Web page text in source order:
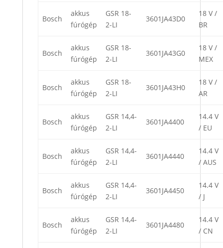
Bosch
akkus
fúrógép
GSR 18-
2-LI
3601JA43D0
18 V /
BR
Bosch
akkus
fúrógép
GSR 18-
2-LI
3601JA43G0
18 V /
MEX
Bosch
akkus
fúrógép
GSR 18-
2-LI
3601JA43H0
18 V /
AR
Bosch
akkus
fúrógép
GSR 14,4-
2-LI
3601JA4400
14.4 V
/ EU
Bosch
akkus
fúrógép
GSR 14,4-
2-LI
3601JA4440
14.4 V
/ AUS
Bosch
akkus
fúrógép
GSR 14,4-
2-LI
3601JA4450
14.4 V
/ J
Bosch
akkus
fúrógép
GSR 14,4-
2-LI
3601JA4480
14.4 V
/ CN